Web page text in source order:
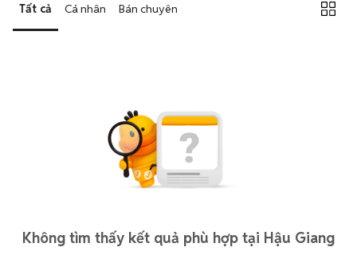
Tất cả Cá nhân Bán chuyên
Không tìm thấy kết quả phù hợp tại Hậu Giang